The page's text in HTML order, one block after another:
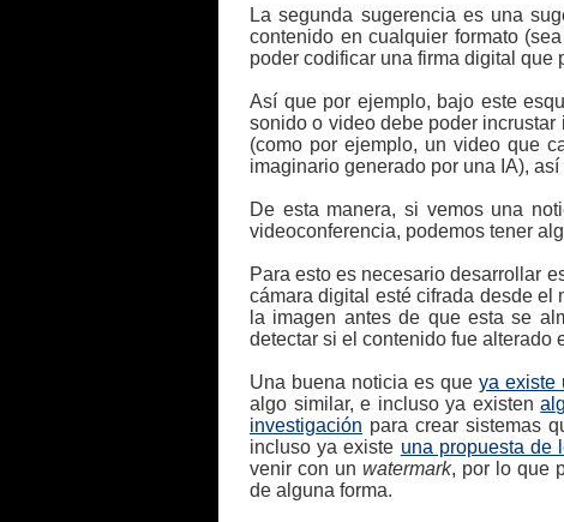
La segunda sugerencia es una
contenido en cualquier formato
poder codificar una firma digital que
Así que por ejemplo, bajo este
sonido o video debe poder incrustar
(como por ejemplo, un video que
imaginario generado por una IA),
De esta manera, si vemos una
videoconferencia, podemos tener
Para esto es necesario desarrollar
cámara digital esté cifrada desde el
la imagen antes de que esta se
detectar si el contenido fue alterado
Una buena noticia es queya existe
algo similar, e incluso ya existen
investigación para crear sistemas
incluso ya existe una propuesta de
venir con un watermark, por lo que
de alguna forma.